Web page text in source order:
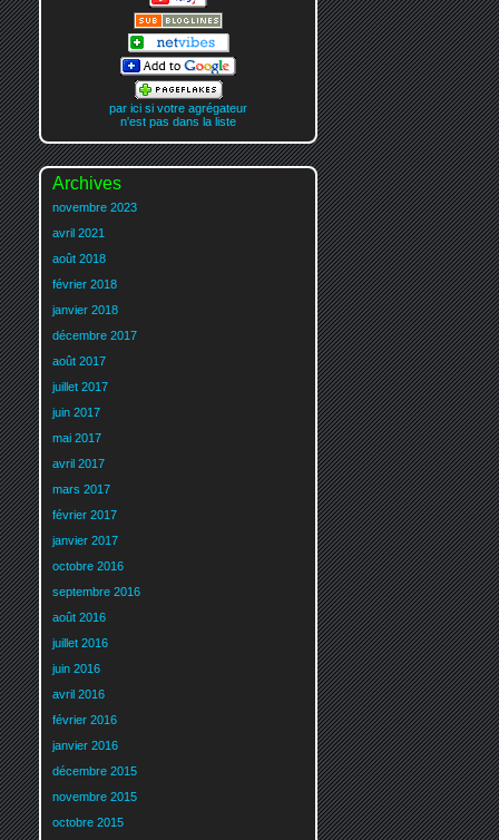
par ici si votre agrégateur
n'est pas dans la liste
Archives
novembre 2023
avril 2021
août 2018
février 2018
janvier 2018
décembre 2017
août 2017
juillet 2017
juin 2017
mai 2017
avril 2017
mars 2017
février 2017
janvier 2017
octobre 2016
septembre 2016
août 2016
juillet 2016
juin 2016
avril 2016
février 2016
janvier 2016
décembre 2015
novembre 2015
octobre 2015